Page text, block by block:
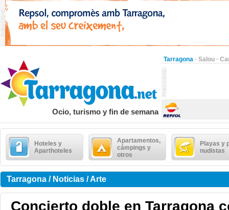
Tarragona · Salou ·
Ocio, turismo y fin de semana
Hoteles y
Aparthoteles
Apartamentos,
cámpings y
otros
Playas y
nudistas
Tarragona / Noticias / Arte
Concierto doble en Tarragona